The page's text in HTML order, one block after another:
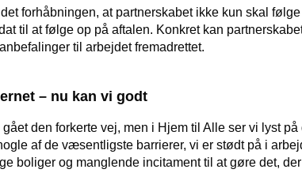
det forhåbningen, at partnerskabet ikke kun skal
til at følge op på aftalen. Konkret kan
til arbejdet fremadrettet.
– nu kan vi godt
gået den forkerte vej, men i Hjem til Alle ser vi lyst
af de væsentligste barrierer, vi er stødt på i
boliger og manglende incitament til at gøre det, der